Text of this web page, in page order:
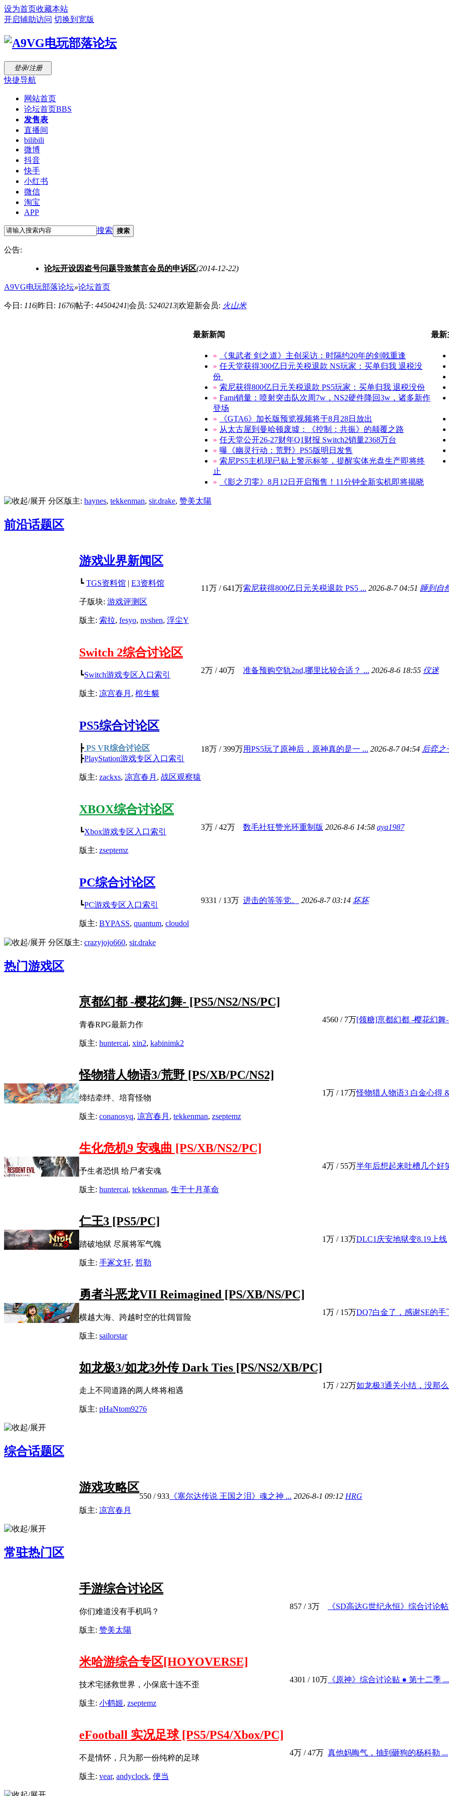
设为首页收藏本站
开启辅助访问 切换到宽版
登录/注册
快捷导航
网站首页
论坛首页BBS
发售表
直播间
bilibili
微博
抖音
快手
小红书
微信
淘宝
APP
搜索 搜索
公告:
论坛开设因盗号问题导致禁言会员的申诉区(2014-12-22)
A9VG电玩部落论坛»论坛首页
今日: 116|昨日: 1676|帖子: 44504241|会员: 5240213|欢迎新会员: 火山米
最新新闻
»
《鬼武者 剑之道》主创采访：时隔约20年的剑戟重逢
» 任天堂获得300亿日元关税退款 NS玩家：买单归我 退税没
份
» 索尼获得800亿日元关税退款 PS5玩家：买单归我 退税没份
» Fami销量：喷射突击队次周7w，NS2硬件降回3w，诸多新作
登场
»
《GTA6》加长版预览视频将于8月28日放出
» 从太古屋到曼哈顿废墟：《控制：共振》的颠覆之路
» 任天堂公开26-27财年Q1财报 Switch2销量2368万台
» 曝《幽灵行动：荒野》PS5版明日发售
» 索尼PS5主机现已贴上警示标签，提醒实体光盘生产即将终
止
»
《影之刃零》8月12日开启预售！11分钟全新实机即将揭晓
最新
分区版主: haynes, tekkenman, sir.drake, 赞美太陽
前沿话题区
游戏业界新闻区
┗ TGS资料馆 | E3资料馆
子版块: 游戏评测区
版主: 索拉, fesyo, nvshen, 浮尘Y
11万 /641万索尼获得800亿日元关税退款 PS5 ... 2026-8-7 04:51 睡到自
Switch 2综合讨论区
┗Switch游戏专区入口索引
版主: 凉宫春月 , 棺生貘
2万 /40万 准备预购空轨2nd,哪里比较合适？ ... 2026-8-6 18:55 仪迷
PS5综合讨论区
┣ PS VR综合讨论区
┣PlayStation游戏专区入口索引
版主: zackxs, 凉宫春月 , 战区观察猿
18万 /399万用PS5玩了原神后，原神真的是一 ... 2026-8-7 04:54 后弈之
XBOX综合讨论区
┗Xbox游戏专区入口索引
版主: zseptemz
3万 /42万 数毛社狂赞光环重制版 2026-8-6 14:58 aya1987
PC综合讨论区
┗PC游戏专区入口索引
版主: BYPASS, quantum, cloudol
9331 / 13万 进击的等等党。 2026-8-7 03:14 坏坏
分区版主: crazyjojo660, sir.drake
热门游戏区
亰都幻都 -樱花幻舞- [PS5/NS2/NS/PC]
青春RPG最新力作
版主: huntercai, xin2, kabinimk2
4560 / 7万[领糖]亰都幻都 -樱花幻舞
怪物猎人物语3/荒野 [PS/XB/PC/NS2]
缔结牵绊、培育怪物
版主: conanosyq, 凉宫春月 , tekkenman, zseptemz
1万 / 17万怪物猎人物语3 白金心得
生化危机9 安魂曲 [PS/XB/NS2/PC]
予生者恐惧 给尸者安魂
版主: huntercai, tekkenman, 生于十月革命
4万 / 55万半年后想起来吐槽几个好
仁王3 [PS5/PC]
踏破地狱 尽展将军气魄
版主: 手冢文轩, 哲勒
1万 / 13万DLC1庆安地狱变8.19上线
勇者斗恶龙VII Reimagined [PS/XB/NS/PC]
横越大海、跨越时空的壮阔冒险
版主: sailorstar
1万 / 15万DQ7白金了，感谢SE的手
如龙极3/如龙3外传 Dark Ties [PS/NS2/XB/PC]
走上不同道路的两人终将相遇
版主: pHaNtom9276
1万 /22万如龙极3通关小结，没那
综合话题区
游戏攻略区
版主: 凉宫春月
550 / 933 《塞尔达传说 王国之泪》魂之神 ... 2026-8-1 09:12 HRG
常驻热门区
手游综合讨论区
你们难道没有手机吗？
版主: 赞美太陽
857 /3万 《SD高达G世纪永恒》综合讨论
米哈游综合专区[HOYOVERSE]
技术宅拯救世界，小保底十连不歪
版主: 小鹤姬, zseptemz
4301 / 10万 《原神》综合讨论贴 ● 第十二季 ...
eFootball 实况足球 [PS5/PS4/Xbox/PC]
不是情怀，只为那一份纯粹的足球
版主: vear, andyclock, 便当
4万 /47万 真他妈晦气，抽到砸狗的杨科勒 ...